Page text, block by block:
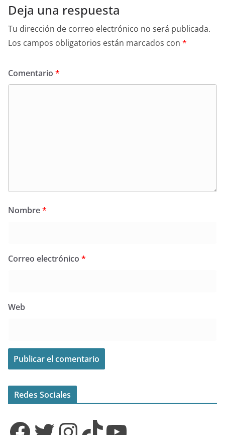
Deja una respuesta
Tu dirección de correo electrónico no será publicada.
Los campos obligatorios están marcados con *
Comentario *
Nombre*
Correo electrónico *
Web
Redes Sociales